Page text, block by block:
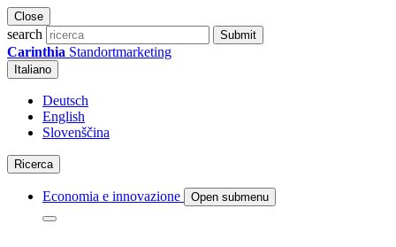
Close
search Submit
Carinthia Standortmarketing
Italiano
Deutsch
English
Slovenščina
Ricerca
Economia e innovazione Open submenu